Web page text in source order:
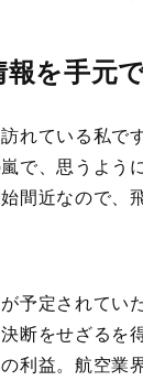
を手元
れている私で
で、思うよう
間近なので、
予定されてい
断をせざるを
利益。航空業